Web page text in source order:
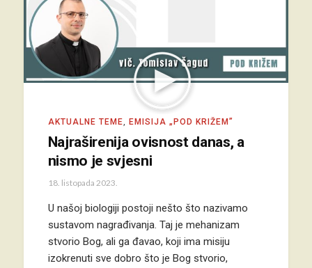
AKTUALNE TEME, EMISIJA „POD KRIŽEM”
Najraširenija ovisnost danas, a
nismo je svjesni
18. listopada 2023.
U našoj biologiji postoji nešto što nazivamo
sustavom nagrađivanja. Taj je mehanizam
stvorio Bog, ali ga đavao, koji ima misiju
izokrenuti sve dobro što je Bog stvorio,